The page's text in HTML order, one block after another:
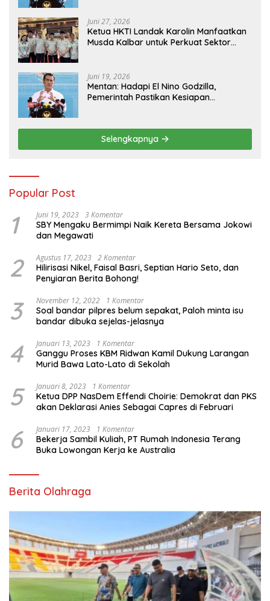
Juni 27, 2026
Ketua HKTI Landak Karolin Manfaatkan
Musda Kalbar untuk Perkuat Sektor
Juni 19, 2026
Mentan: Hadapi El Nino Godzilla,
Pemerintah Pastikan Kesiapan
Selengkapnya
Popular Post
1 Juni 19, 2023 3 Komentar
SBY Mengaku Bermimpi Naik Kereta Bersama Jokowi
dan Megawati
2 Agustus 17, 2023 2 Komentar
Hilirisasi Nikel, Faisal Basri, Septian Hario Seto, dan
Penyiaran Berita Bohong!
3 November 12, 2022 1 Komentar
Soal bandar pilpres belum sepakat, Paloh minta isu
bandar dibuka sejelas-jelasnya
4 Januari 13, 2023 1 Komentar
Ganggu Proses KBM Ridwan Kamil Dukung Larangan
Murid Bawa Lato-Lato di Sekolah
5 Januari 8, 2023 1 Komentar
Ketua DPP NasDem Effendi Choirie: Demokrat dan PKS
akan Deklarasi Anies Sebagai Capres di Februari
6 Januari 17, 2023 1 Komentar
Bekerja Sambil Kuliah, PT Rumah Indonesia Terang
Buka Lowongan Kerja ke Australia
Berita Olahraga